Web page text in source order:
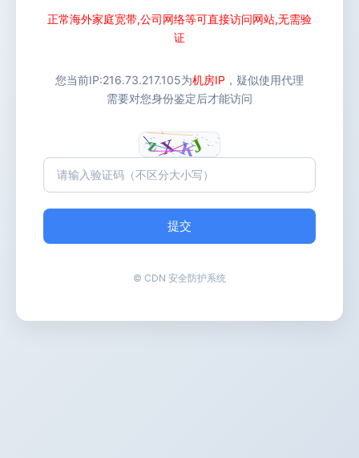
正常海外家庭宽带,公司网络等可直接访问网站,无需验
证
您当前IP:216.73.217.105为机房IP ，疑似使用代理
需要对您身份鉴定后才能访问
提交
© CDN 安全防护系统